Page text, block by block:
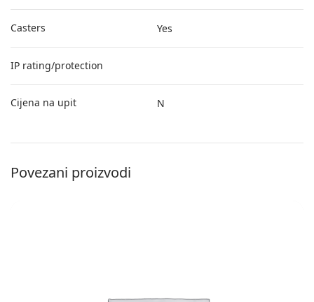
Casters Yes
IP rating/protection
Cijena na upit N
Povezani proizvodi